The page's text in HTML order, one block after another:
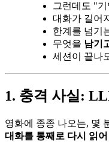
그런데도 "
대화가 길어
한계를 넘기
무엇을 남기
세션이 끝나
1. 충격 사실:
영화에 종종 나오는, 몇
대화를 통째로 다시 읽